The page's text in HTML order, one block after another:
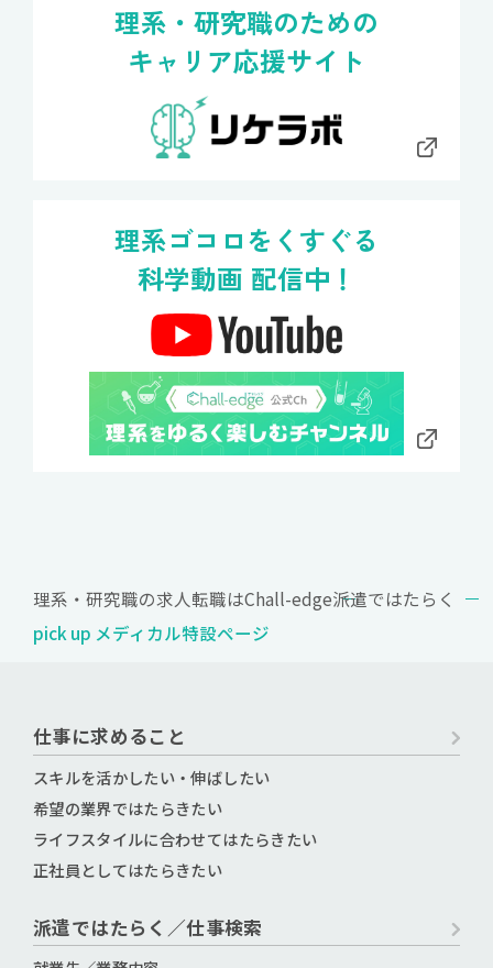
理系・研究職のための
キャリア応援サイト
理系ゴコロをくすぐる
科学動画 配信中！
理系・研究職の求人転職はChall-edge派遣ではたらく
pick up メディカル特設ページ
仕事に求めること
スキルを活かしたい・伸ばしたい
希望の業界ではたらきたい
ライフスタイルに合わせてはたらきたい
正社員としてはたらきたい
派遣ではたらく／仕事検索